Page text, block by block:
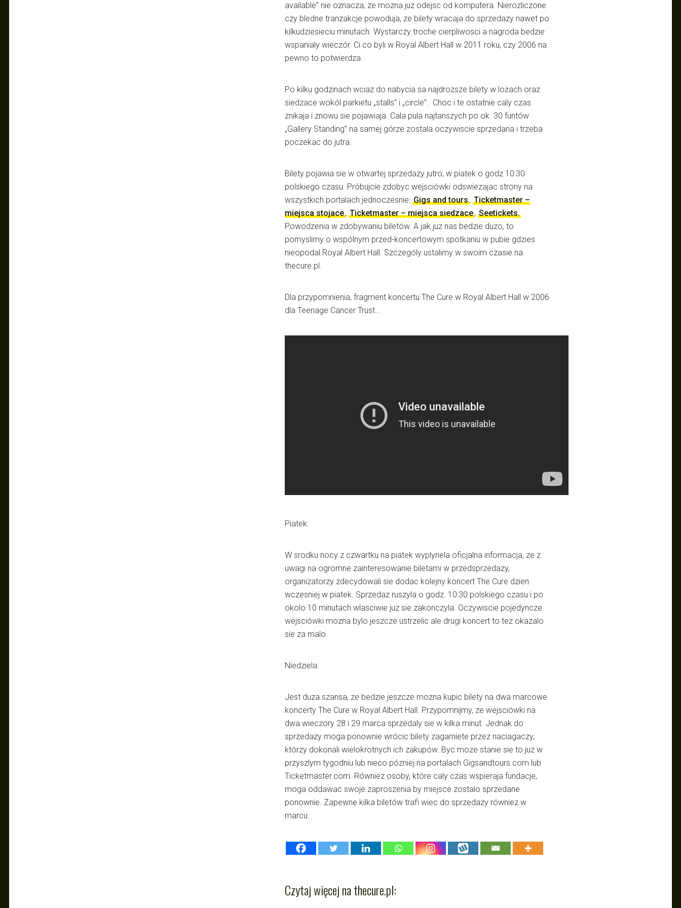
available” nie oznacza, ze mozna juz odejsc od komputera. Nierozliczone
czy bledne tranzakcje powoduja, ze bilety wracaja do sprzedazy nawet po
kilkudziesieciu minutach. Wystarczy troche cierpliwosci a nagroda bedzie
wspanialy wieczór. Ci co byli w Royal Albert Hall w 2011 roku, czy 2006 na
pewno to potwierdza.
Po kilku godzinach wciaz do nabycia sa najdrozsze bilety w lożach oraz
siedzace wokól parkietu „stalls” i „circle”. Choc i te ostatnie caly czas
znikaja i znowu sie pojawiaja. Cala pula najtanszych po ok. 30 funtów
„Gallery Standing” na samej górze zostala oczywiscie sprzedana i trzeba
poczekac do jutra.
Bilety pojawia sie w otwartej sprzedazy jutro, w piatek o godz 10:30
polskiego czasu. Próbujcie zdobyc wejsciówki odswiezajac strony na
wszystkich portalach jednoczesnie: Gigs and tours, Ticketmaster –
miejsca stojace, Ticketmaster – miejsca siedzace, Seetickets.
Powodzenia w zdobywaniu biletów. A jak juz nas bedzie duzo, to
pomyslimy o wspólnym przed-koncertowym spotkaniu w pubie gdzies
nieopodal Royal Albert Hall. Szczególy ustalimy w swoim czasie na
thecure.pl.
Dla przypomnienia, fragment koncertu The Cure w Royal Albert Hall w 2006
dla Teenage Cancer Trust…
Piatek:
W srodku nocy z czwartku na piatek wyplynela oficjalna informacja, ze z
uwagi na ogromne zainteresowanie biletami w przedsprzedazy,
organizatorzy zdecydowali sie dodac kolejny koncert The Cure dzien
wczesniej w piatek. Sprzedaz ruszyla o godz. 10:30 polskiego czasu i po
okolo 10 minutach wlasciwie juz sie zakonczyla. Oczywiscie pojedyncze
wejsciówki mozna bylo jeszcze ustrzelic ale drugi koncert to tez okazalo
sie za malo.
Niedziela:
Jest duza szansa, ze bedzie jeszcze mozna kupic bilety na dwa marcowe
koncerty The Cure w Royal Albert Hall. Przypomnijmy, ze wejsciówki na
dwa wieczory 28 i 29 marca sprzedaly sie w kilka minut. Jednak do
sprzedazy moga ponownie wrócic bilety zagarniete przez naciagaczy,
którzy dokonali wielokrotnych ich zakupów. Byc moze stanie sie to juz w
przyszlym tygodniu lub nieco pózniej na portalach Gigsandtours.com lub
Ticketmaster.com. Równiez osoby, które caly czas wspieraja fundacje,
moga oddawac swoje zaproszenia by miejsce zostalo sprzedane
ponownie. Zapewne kilka biletów trafi wiec do sprzedazy równiez w
marcu.
Czytaj więcej na thecure.pl: